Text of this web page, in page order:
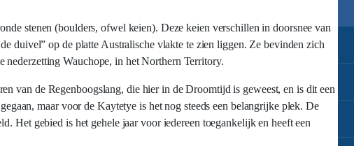
stenen (boulders, ofwel keien). Deze keien verschillen in doorsnee van
duivel” op de platte Australische vlakte te zien liggen. Ze bevinden zich
nederzetting Wauchope, in het Northern Territory.
van de Regenboogslang, die hier in de Droomtijd is geweest, en is dit een
maar voor de Kaytetye is het nog steeds een belangrijke plek. De
Het gebied is het gehele jaar voor iedereen toegankelijk en heeft een